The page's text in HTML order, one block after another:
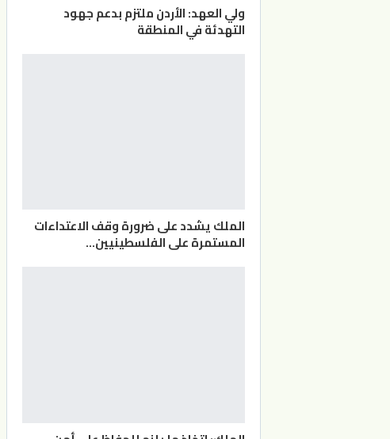
ولي العهد: الأردن ملتزم بدعم جهود
التهدئة في المنطقة
الملك يشدد على ضرورة وقف الاعتداءات
المستمرة على الفلسطينيين…